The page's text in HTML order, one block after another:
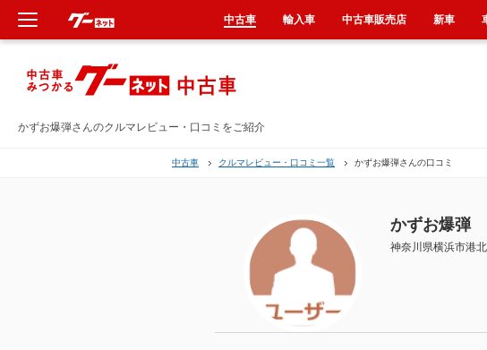
かずお爆弾さんのクルマレビュー・口コミをご紹介
中古車 クルマレビュー・口コミ一覧 かずお爆弾さんの口コミ
かずお爆弾
神奈川県横浜市港
中古車 輸入車 中古車販売店 新車
新車
中古車